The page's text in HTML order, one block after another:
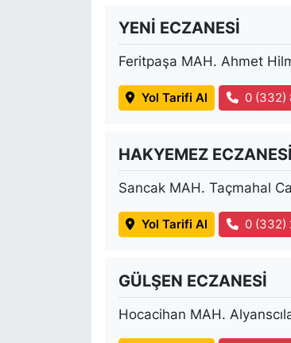
YENİ ECZANESİ
Feritpaşa MAH. Ahmet
Yol Tarifi Al 0 (332)
HAKYEMEZ ECZANESİ
Sancak MAH. Taçmahal
Yol Tarifi Al 0 (332)
GÜLŞEN ECZANESİ
Hocacihan MAH.